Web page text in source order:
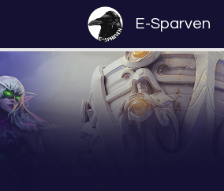
E-Sparven